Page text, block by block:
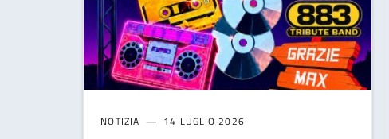
NOTIZIA 14 LUGLIO 2026